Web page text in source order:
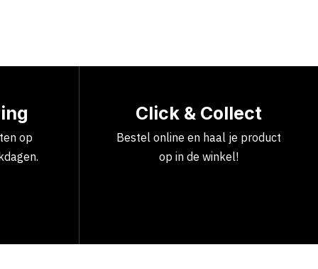
op
Click & Collect
Bestel online en haal je product
op in de winkel!